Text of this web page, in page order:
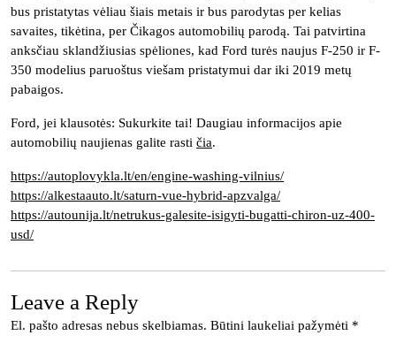
bus pristatytas vėliau šiais metais ir bus parodytas per kelias
savaites, tikėtina, per Čikagos automobilių parodą. Tai patvirtina
anksčiau sklandžiusias spėliones, kad Ford turės naujus F-250 ir F-
350 modelius paruoštus viešam pristatymui dar iki 2019 metų
pabaigos.
Ford, jei klausotės: Sukurkite tai! Daugiau informacijos apie
automobilių naujienas galite rasti čia.
https://autoplovykla.lt/en/engine-washing-vilnius/
https://alkestaauto.lt/saturn-vue-hybrid-apzvalga/
https://autounija.lt/netrukus-galesite-isigyti-bugatti-chiron-uz-400-
usd/
Leave a Reply
El. pašto adresas nebus skelbiamas. Būtini laukeliai pažymėti *